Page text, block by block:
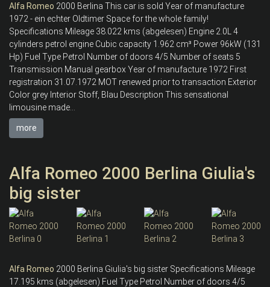
Alfa Romeo 2000 Berlina This car is sold Year of manufacture
1972 - ein echter Oldtimer Space for the whole family!
Specifications Mileage 38.022 kms (abgelesen) Engine 2.0L 4
cylinders petrol engine Cubic capacity 1.962 cm³ Power 96kW (131
Hp) Fuel Type Petrol Number of doors 4/5 Number of seats 5
Transmission Manual gearbox Year of manufacture 1972 First
registration 31.07.1972 MOT renewed prior to transaction Exterior
Color grey Interior Stoff, Blau Description This sensational
limousine made...
more
Alfa Romeo 2000 Berlina Giulia's
big sister
Alfa Romeo 2000 Berlina Giulia's big sister Specifications Mileage
17.195 kms (abgelesen) Fuel Type Petrol Number of doors 4/5